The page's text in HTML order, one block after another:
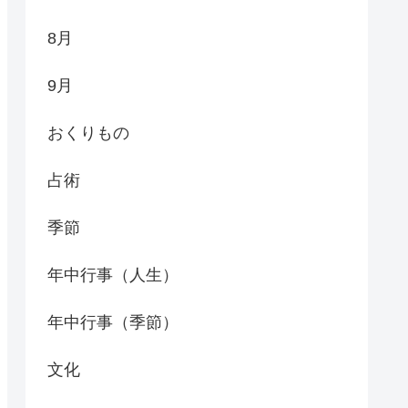
8月
9月
おくりもの
占術
季節
年中行事（人生）
年中行事（季節）
文化